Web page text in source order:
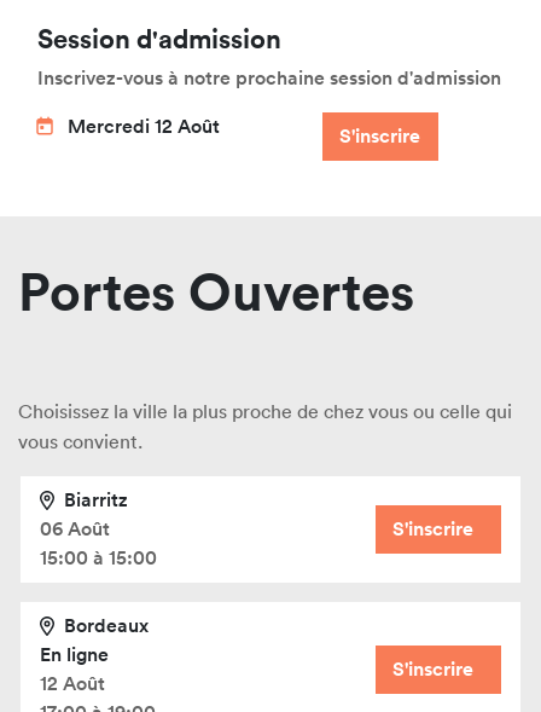
Session d'admission
Inscrivez-vous à notre prochaine session d'admission
Mercredi 12 Août
S'inscrire
Portes Ouvertes
Choisissez la ville la plus proche de chez vous ou celle qui
vous convient.
Biarritz
06 Août
15:00 à 15:00
S'inscrire
Bordeaux
En ligne
12 Août
S'inscrire